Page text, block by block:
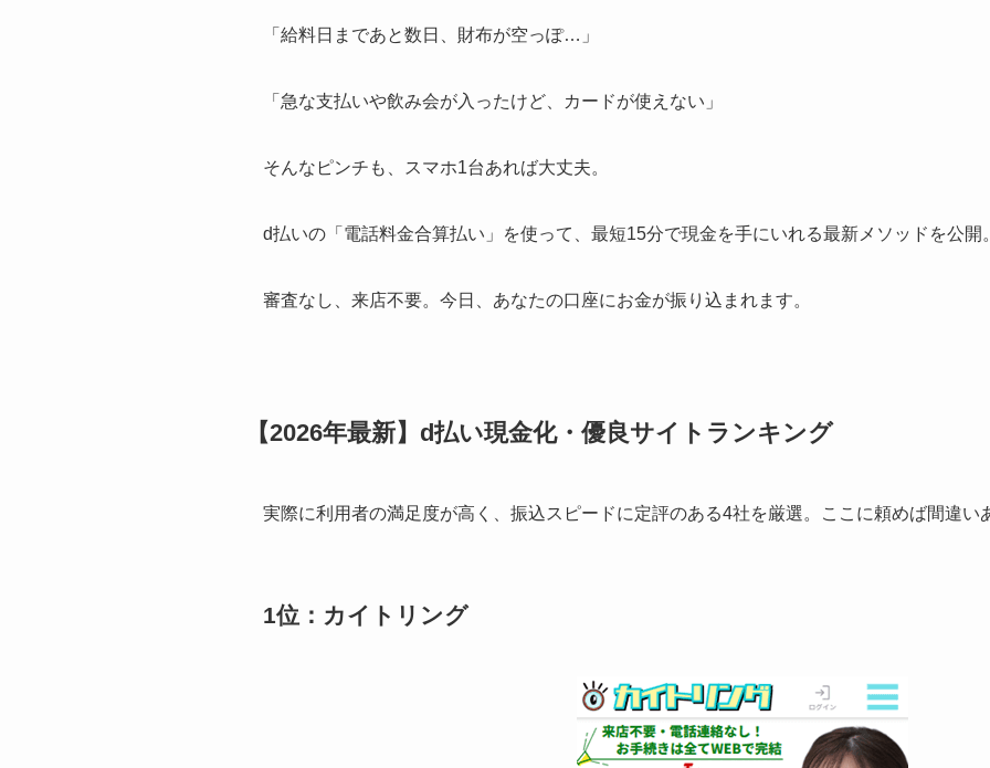
「給料日まであと数日、財布が空っぽ…」
「急な支払いや飲み会が入ったけど、カードが使えない」
そんなピンチも、スマホ1台あれば大丈夫。
d払いの「電話料金合算払い」を使って、最短15分で現金を手にいれる最新メソッドを公開
審査なし、来店不要。今日、あなたの口座にお金が振り込まれます。
【2026年最新】d払い現金化・優良サイトランキング
実際に利用者の満足度が高く、振込スピードに定評のある4社を厳選。ここに頼めば間違い
1位：カイトリング